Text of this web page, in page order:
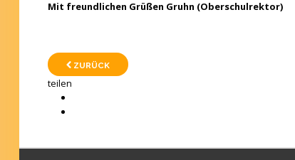
Mit freundlichen Grüßen Gruhn (Oberschulrektor)
ZURÜCK
teilen